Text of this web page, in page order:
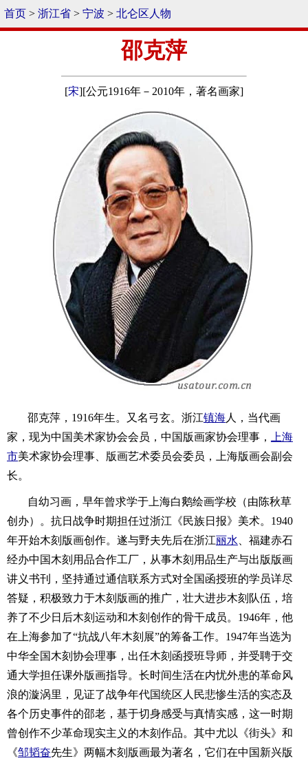
首页 > 浙江省 > 宁波 > 北仑区人物
邵克萍
[宋][公元1916年－2010年，著名画家]
邵克萍，1916年生。又名弓玄。浙江镇海人，当代画
家，现为中国美术家协会会员，中国版画家协会理事，
上海
市美术家协会理事、版画艺术委员会委员，上海版画会副会
长。
自幼习画，早年曾求学于上海白鹅绘画学校（由陈秋草
创办）。抗日战争时期担任过浙江《民族日报》美术。1940
年开始木刻版画创作。遂与野夫先后在浙江丽水 、福建赤石
经办中国木刻用品合作工厂，从事木刻用品生产与出版版画
讲义书刊，坚持通过通信联系方式对全国函授班的学员详尽
答疑，积极致力于木刻版画的推广，壮大进步木刻队伍，培
养了不少日后木刻运动和木刻创作的骨干成员。1946年，他
在上海参加了“抗战八年木刻展”的筹备工作。1947年当选为
中华全国木刻协会理事，出任木刻函授班导师，并受聘于交
通大学担任课外版画指导。长时间生活在内忧外患的革命风
浪的漩涡里，见证了战争年代国统区人民悲惨生活的实态及
各个历史事件的邵老，基于切身感受与真情实感，这一时期
曾创作不少革命现实主义的木刻作品。其中尤以《街头》和
《邹韬奋先生》两幅木刻版画最为著名，它们在中国新兴版